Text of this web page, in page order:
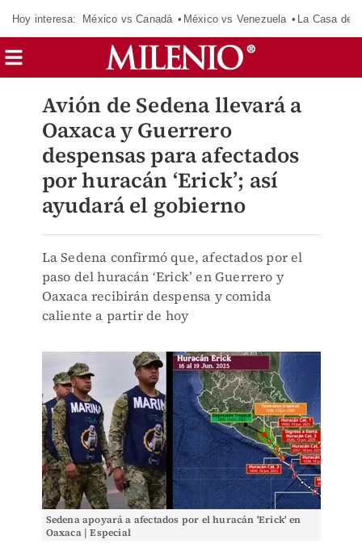
Hoy interesa: México vs Canadá México vs Venezuela La Casa de
Avión de Sedena llevará a
Oaxaca y Guerrero
despensas para afectados
por huracán ‘Erick’; así
ayudará el gobierno
La Sedena confirmó que, afectados por el
paso del huracán ‘Erick’ en Guerrero y
Oaxaca recibirán despensa y comida
caliente a partir de hoy
Sedena apoyará a afectados por el huracán 'Erick' en
Oaxaca | Especial